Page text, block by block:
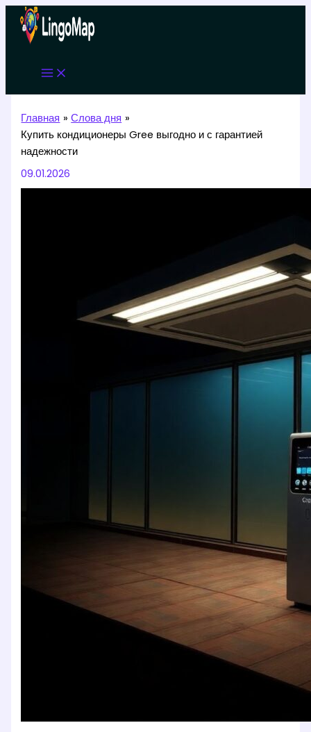
Перейти
содержимому
Главная
Слова дня
Купить кондиционеры Gree выгодно и с гарантией
надежности
09.01.2026